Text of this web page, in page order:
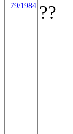
79/1984 ??